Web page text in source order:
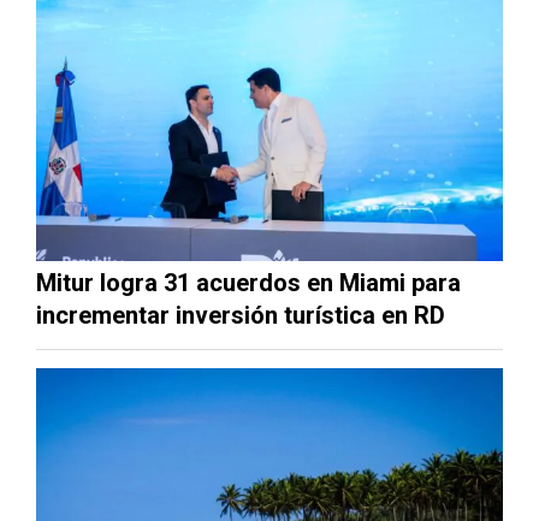
Mitur logra 31 acuerdos en Miami para
incrementar inversión turística en RD